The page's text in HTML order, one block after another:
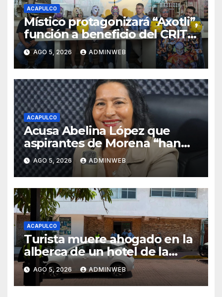
ACAPULCO
Místico protagonizará “Axotli”,
función a beneficio del CRIT
Guerrero
AGO 5, 2026 ADMINWEB
ACAPULCO
Acusa Abelina López que
aspirantes de Morena “han
perdido el contexto.”
AGO 5, 2026 ADMINWEB
ACAPULCO
Turista muere ahogado en la
alberca de un hotel de la
zona tradicional de Acapulco
AGO 5, 2026 ADMINWEB